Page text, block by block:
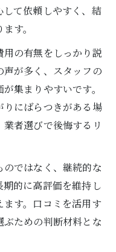
て依頼しやすく、結
す。
の有無をしっかり説
が多く、スタッフの
集まりやすいです。
にばらつきがある場
者選びで後悔するリ
ではなく、継続的な
的に高評価を維持し
す。口コミを活用す
ための判断材料とな